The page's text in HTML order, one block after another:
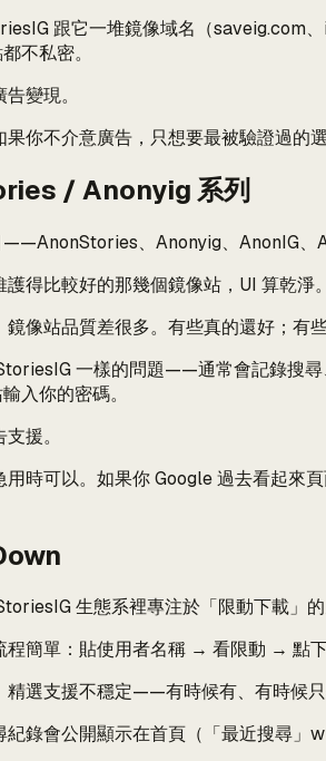
跟它一堆鏡像域名（saveig.com
不私密。
變現。
果你不介意廣告，只想要最被驗證過的
/ Anonyig 系列
、Anonyig、AnonIG、
護得比較好的那幾個鏡像站，UI 算乾淨
鏡像站品質差很多。有些真的還好；有
一樣的問題——通常會記錄搜
入你的密碼。
援。
用時可以。如果你 Google 過去看起來
生態系裡專注於「限動下載」
程簡單：貼使用者名稱 → 看限動 → 點
精選支援不穩定——有時候有、有時候只
紀錄會公開顯示在首頁（「最近搜尋」